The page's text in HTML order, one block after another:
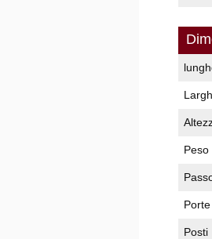
Porte
Posti